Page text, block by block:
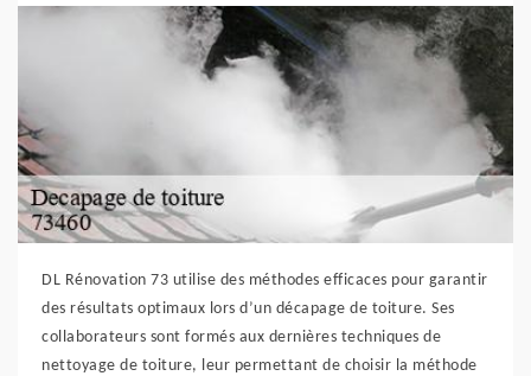
DL Rénovation 73 utilise des méthodes efficaces pour garantir
des résultats optimaux lors d’un décapage de toiture. Ses
collaborateurs sont formés aux dernières techniques de
nettoyage de toiture, leur permettant de choisir la méthode